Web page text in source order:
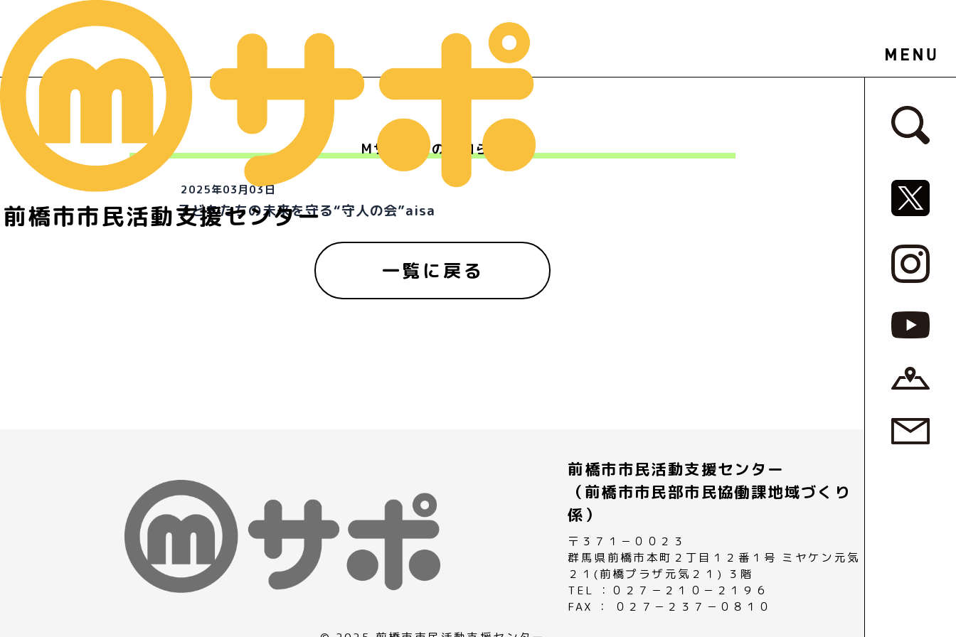
前橋市市民活動支援センター
サイドバ
SNSリ
Mサポからのお知らせ
2025年03月03日
子どもたちの未来を守る“守人の会”aisa
一覧に戻る
前橋市市民活動支援センター
（前橋市市民部市民協働課地域づくり
係）
〒３７１－００２３
群馬県前橋市本町２丁目１２番１号 ミヤケン元気
２１(前橋プラザ元気２１) ３階
TEL ：０２７－２１０－２１９６
FAX ： ０２７－２３７－０８１０